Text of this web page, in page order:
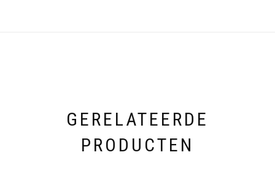
GERELATEERDE
PRODUCTEN